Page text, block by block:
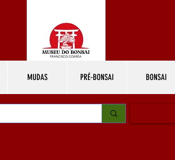
MUDAS PRÉ-BONSAI BONSAI